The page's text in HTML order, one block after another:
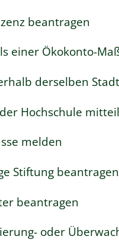
beantragen
einer Ökokonto-
derselben
Hochschule
melden
Stiftung beantragen
beantragen
oder